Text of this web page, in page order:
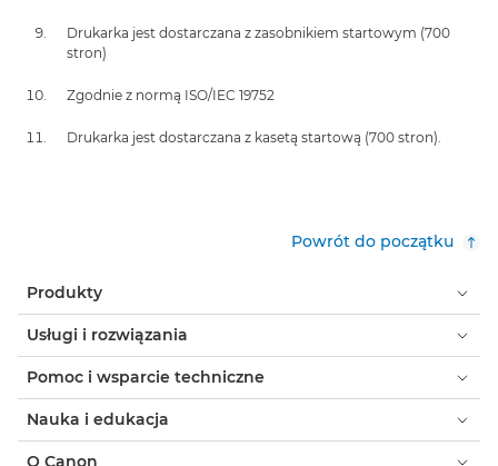
Drukarka jest dostarczana z zasobnikiem startowym (700
stron)
Zgodnie z normą ISO/IEC 19752
Drukarka jest dostarczana z kasetą startową (700 stron).
Powrót do początku
Produkty
Usługi i rozwiązania
Pomoc i wsparcie techniczne
Nauka i edukacja
O Canon